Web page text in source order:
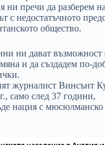
ни пречи да разберем
с недостатъчното
общество.
ни дават възможност
и да създадем по-
журналист Винсънт
само след 37 години,
нация с мюсюлманско